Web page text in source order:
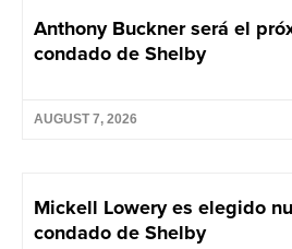
Anthony Buckner será el
condado de Shelby
AUGUST 7, 2026
Mickell Lowery es elegido
condado de Shelby